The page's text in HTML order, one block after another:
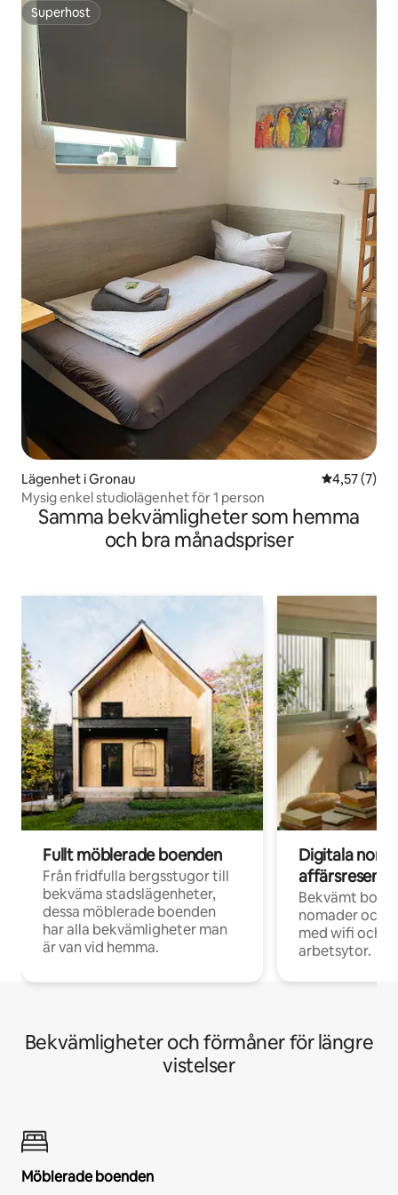
Superhost
Superhost
Lägenhet i Gronau 4,57 av 5 i
4,57 (7)
Mysig enkel studiolägenhet för 1 person
Samma bekvämligheter som hemma
och bra månadspriser
Fullt möblerade boenden
Från fridfulla bergsstugor till
bekväma stadslägenheter,
dessa möblerade boenden
har alla bekvämligheter man
är van vid hemma.
Digitala
Bekvämt
nomader och
med wifi och
arbetsytor.
Bekvämligheter och förmåner för längre
vistelser
Möblerade boenden